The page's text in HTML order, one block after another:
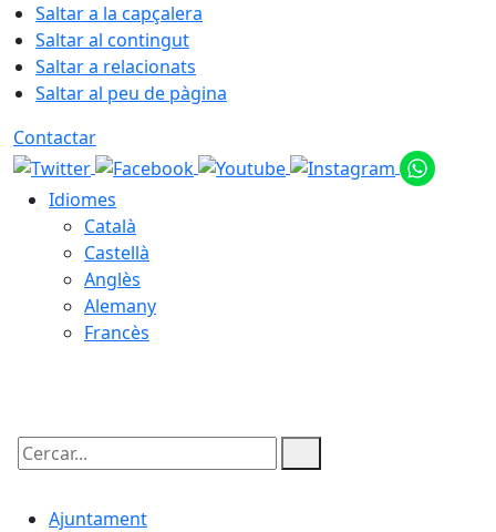
Saltar a la capçalera
Saltar al contingut
Saltar a relacionats
Saltar al peu de pàgina
Contactar
Idiomes
Català
Castellà
Anglès
Alemany
Francès
Cercar:
Ajuntament